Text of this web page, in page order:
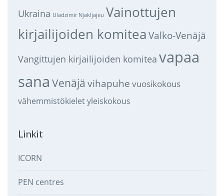
Ukraina Uladzimir Njakljajeu Vainottujen
kirjailijoiden komitea Valko-Venäjä
Vangittujen kirjailijoiden komitea vapaa
sana Venäjä vihapuhe vuosikokous
vähemmistökieletyleiskokous
Linkit
ICORN
PEN centres